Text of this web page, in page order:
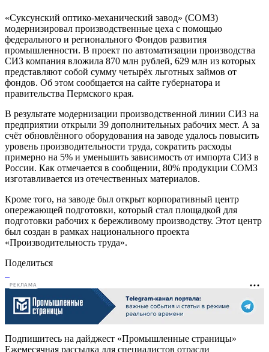
«Суксунский оптико-механический завод» (СОМЗ)
модернизировал производственные цеха с помощью
федерального и регионального Фондов развития
промышленности. В проект по автоматизации производства
СИЗ компания вложила 870 млн рублей, 629 млн из которых
представляют собой сумму четырёх льготных займов от
фондов. Об этом сообщается на сайте губернатора и
правительства Пермского края.
В результате модернизации производственной линии СИЗ на
предприятии открыли 39 дополнительных рабочих мест. А за
счёт обновлённого оборудования на заводе удалось повысить
уровень производительности труда, сократить расходы
примерно на 5% и уменьшить зависимость от импорта СИЗ в
России. Как отмечается в сообщении, 80% продукции СОМЗ
изготавливается из отечественных материалов.
Кроме того, на заводе был открыт корпоративный центр
опережающей подготовки, который стал площадкой для
подготовки рабочих к бережливому производству. Этот центр
был создан в рамках национального проекта
«Производительность труда».
Поделиться
РЕКЛАМА
Подпишитесь на дайджест «Промышленные страницы»
Ежемесячная рассылка для специалистов отрасли